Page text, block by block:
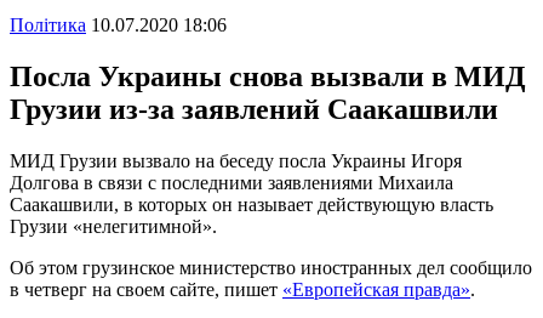
Полiтика 10.07.2020 18:06
Посла Украины снова вызвали в МИД
Грузии из-за заявлений Саакашвили
МИД Грузии вызвало на беседу посла Украины Игоря
Долгова в связи с последними заявлениями Михаила
Саакашвили, в которых он называет действующую власть
Грузии «нелегитимной».
Об этом грузинское министерство иностранных дел сообщило
в четверг на своем сайте, пишет «Европейская правда».